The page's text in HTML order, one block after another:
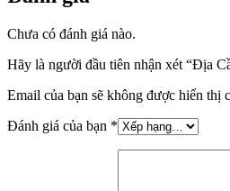
Chưa có đánh giá nào.
Hãy là người đầu tiên nhận xét “Địa
Email của bạn sẽ không được hiển thị
Đánh giá của bạn *